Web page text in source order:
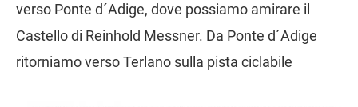
verso Ponte d´Adige, dove possiamo amirare il
Castello di Reinhold Messner. Da Ponte d´Adige
ritorniamo verso Terlano sulla pista ciclabile